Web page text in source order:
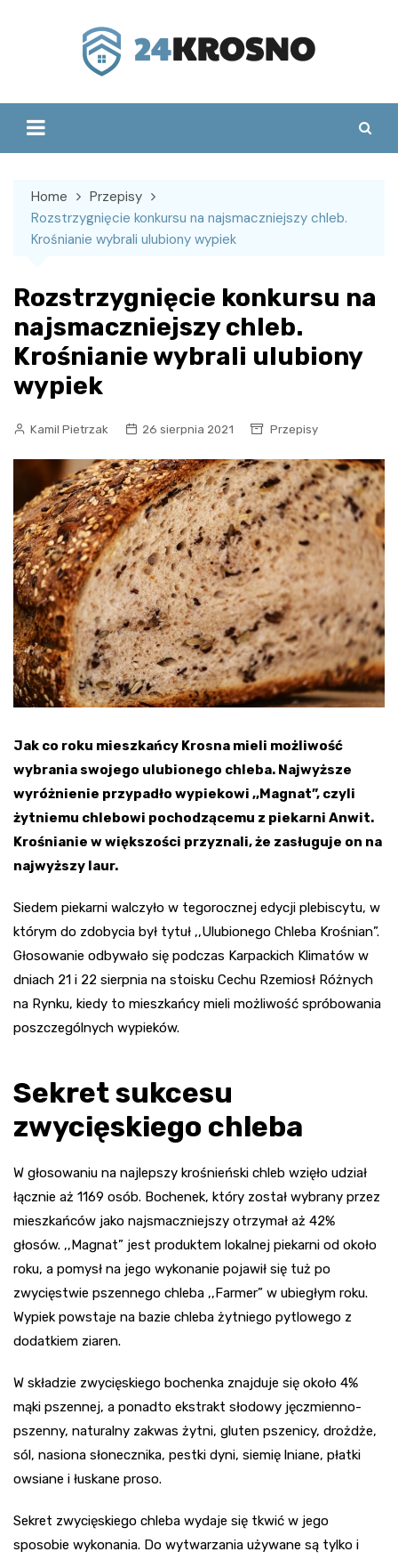
Home
Przepisy
Rozstrzygnięcie konkursu na najsmaczniejszy chleb.
Krośnianie wybrali ulubiony wypiek
Rozstrzygnięcie konkursu na
najsmaczniejszy chleb.
Krośnianie wybrali ulubiony
wypiek
Kamil Pietrzak 26 sierpnia 2021 Przepisy
Jak co roku mieszkańcy Krosna mieli możliwość
wybrania swojego ulubionego chleba. Najwyższe
wyróżnienie przypadło wypiekowi ,,Magnat”, czyli
żytniemu chlebowi pochodzącemu z piekarni Anwit.
Krośnianie w większości przyznali, że zasługuje on na
najwyższy laur.
Siedem piekarni walczyło w tegorocznej edycji plebiscytu, w
którym do zdobycia był tytuł ,,Ulubionego Chleba Krośnian”.
Głosowanie odbywało się podczas Karpackich Klimatów w
dniach 21 i 22 sierpnia na stoisku Cechu Rzemiosł Różnych
na Rynku, kiedy to mieszkańcy mieli możliwość spróbowania
poszczególnych wypieków.
Sekret sukcesu
zwycięskiego chleba
W głosowaniu na najlepszy krośnieński chleb wzięło udział
łącznie aż 1169 osób. Bochenek, który został wybrany przez
mieszkańców jako najsmaczniejszy otrzymał aż 42%
głosów. ,,Magnat” jest produktem lokalnej piekarni od około
roku, a pomysł na jego wykonanie pojawił się tuż po
zwycięstwie pszennego chleba ,,Farmer” w ubiegłym roku.
Wypiek powstaje na bazie chleba żytniego pytlowego z
dodatkiem ziaren.
W składzie zwycięskiego bochenka znajduje się około 4%
mąki pszennej, a ponadto ekstrakt słodowy jęczmienno-
pszenny, naturalny zakwas żytni, gluten pszenicy, drożdże,
sól, nasiona słonecznika, pestki dyni, siemię lniane, płatki
owsiane i łuskane proso.
Sekret zwycięskiego chleba wydaje się tkwić w jego
sposobie wykonania. Do wytwarzania używane są tylko i